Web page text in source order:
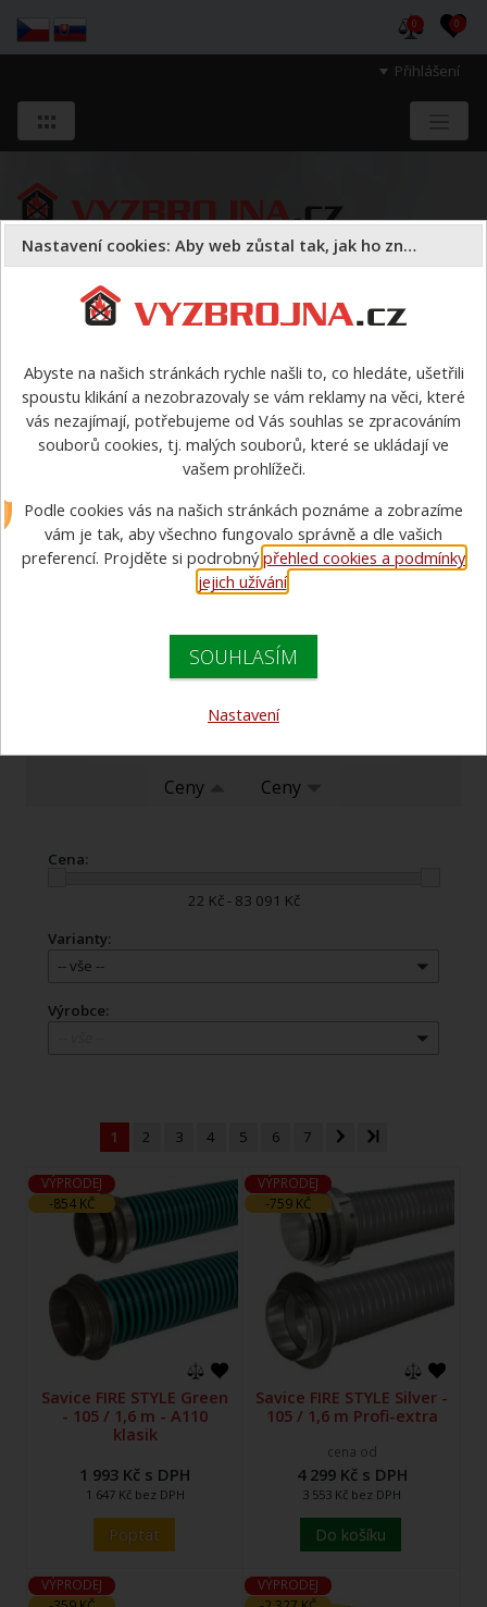
Přihlášení
0 0
a majetek druhých.
VÝPRODEJ
VÝPRODEJ
U VÝPRODEJOVÝCH POLOŽEK JE
OMEZENÝ POČET KUSŮ. JESTLIŽE NA
POSLEDNÍ KUS PŘIJDE VÍCE
OBJEDNÁVEK, PŘEDNOST MÁ TA S
DŘÍVĚJŠÍM ČASEM.
Doporučujeme
Ceny
Ceny
Cena:
22 Kč - 83 091 Kč
Varianty:
-- vše --
Výrobce:
1 2 3 4 5 6 7
VÝPRODEJ
-854 KČ
Savice FIRE STYLE Green
- 105 / 1,6 m - A110
klasik
1 993 Kč s DPH
1 647 Kč bez DPH
Poptat
VÝPRODEJ
-759 KČ
Savice FIRE STYLE Silver -
105 / 1,6 m Profi-extra
cena od
4 299 Kč s DPH
3 553 Kč bez DPH
Do košíku
VÝPRODEJ
VÝPRODEJ
Nastavení cookies: Aby web zůstal tak, jak ho znáte
Abyste na našich stránkách rychle našli to, co hledáte, ušetřili
spoustu klikání a nezobrazovaly se vám reklamy na věci, které
vás nezajímají, potřebujeme od Vás souhlas se zpracováním
souborů cookies, tj. malých souborů, které se ukládají ve
vašem prohlížeči.
Podle cookies vás na našich stránkách poznáme a zobrazíme
vám je tak, aby všechno fungovalo správně a dle vašich
preferencí. Projděte si podrobnýpřehled cookies a podmínky
jejich užívání.
SOUHLASÍM
Nastavení